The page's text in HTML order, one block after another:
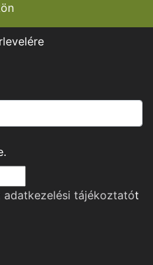
adatkezelési tájékoztatót